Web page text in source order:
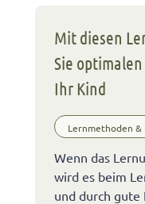
Mit diesen
Sie
Ihr Kind
Lernmethoden
Wenn das
wird es beim
und durch